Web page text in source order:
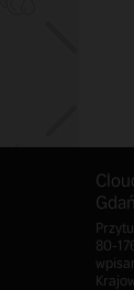
80-